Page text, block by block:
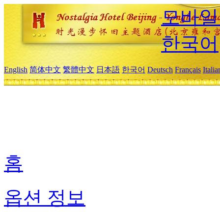
모바
한국어
English 简体中文 繁體中文 日本語 한국어 Deutsch Français
홈
옵션 정보